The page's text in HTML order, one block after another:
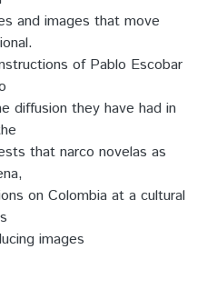
and images that move
of Pablo Escobar
diffusion they have had in
that narco novelas as
on Colombia at a cultural
images